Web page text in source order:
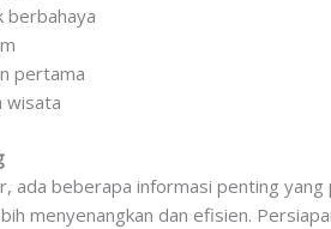
berbahaya
pertama
wisata
ada beberapa informasi penting
menyenangkan dan efisien.